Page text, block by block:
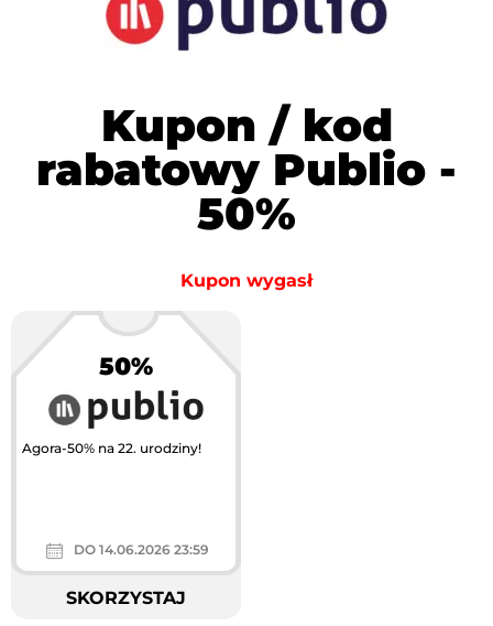
Kupon / kod
rabatowy Publio -
50%
Kupon wygasł
50%
Agora-50% na 22. urodziny!
DO 14.06.2026 23:59
SKORZYSTAJ